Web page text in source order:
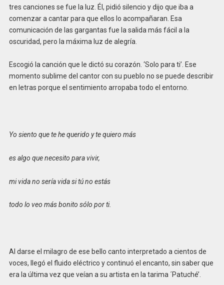
tres canciones se fue la luz. Él, pidió silencio y dijo que iba a
comenzar a cantar para que ellos lo acompañaran. Esa
comunicación de las gargantas fue la salida más fácil a la
oscuridad, pero la máxima luz de alegría.
Escogió la canción que le dictó su corazón. ‘Solo para ti’. Ese
momento sublime del cantor con su pueblo no se puede describir
en letras porque el sentimiento arropaba todo el entorno.
Yo siento que te he querido y te quiero más
es algo que necesito para vivir,
mi vida no sería vida si tú no estás
todo lo veo más bonito sólo por ti.
Al darse el milagro de ese bello canto interpretado a cientos de
voces, llegó el fluido eléctrico y continuó el encanto, sin saber que
era la última vez que veían a su artista en la tarima ´Patuché’.